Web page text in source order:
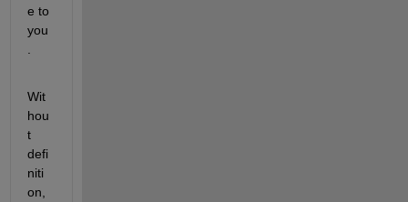
e to
you
Wit
hou
t
defi
niti
on,